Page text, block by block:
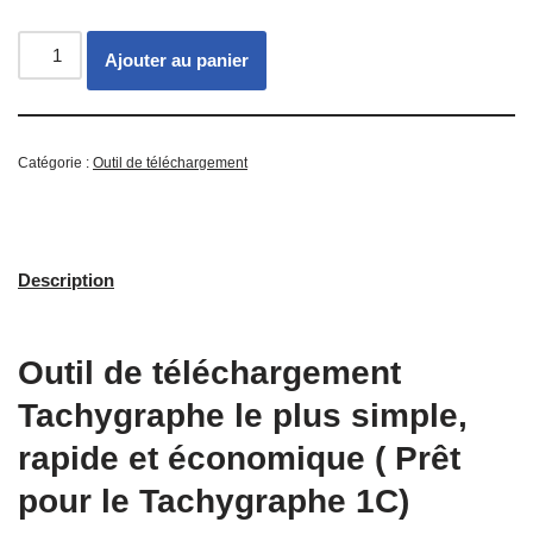
Ajouter au panier
Catégorie : Outil de téléchargement
Description
Outil de téléchargement
Tachygraphe le plus simple,
rapide et économique ( Prêt
pour le Tachygraphe 1C)